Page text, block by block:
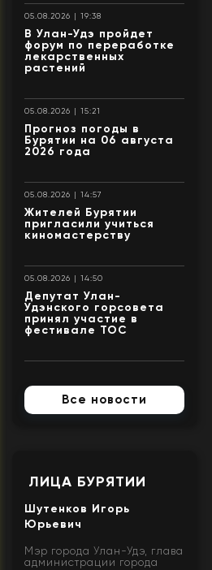
05.08.2026 | 19:38
В Улан-Удэ пройдет
форум по переработке
лекарственных
растений
05.08.2026 | 15:21
Прогноз погоды в
Бурятии на 06 августа
2026 года
05.08.2026 | 14:57
Жителей Бурятии
пригласили учиться
киномастерству
05.08.2026 | 14:50
Депутат Улан-
Удэнского горсовета
принял участие в
фестивале ТОС
Все новости
ЛИЦА БУРЯТИИ
Шутенков Игорь
Юрьевич
Мэр города Улан-Удэ, глава
администрации города